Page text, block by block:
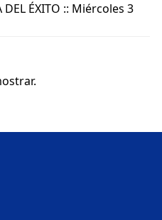
DEL ÉXITO :: Miércoles 3